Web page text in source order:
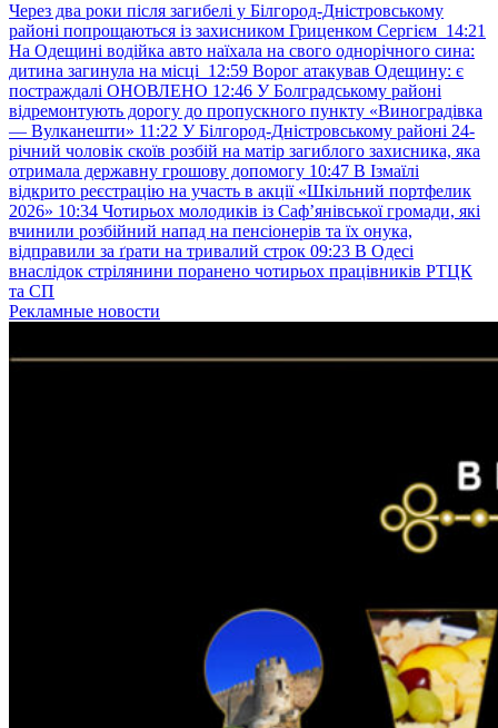
Через два роки після загибелі у Білгород-Дністровському
районі попрощаються із захисником Гриценком Сергієм 14:21
На Одещині водійка авто наїхала на свого однорічного сина:
дитина загинула на місці 12:59 Ворог атакував Одещину: є
постраждалі ОНОВЛЕНО 12:46 У Болградському районі
відремонтують дорогу до пропускного пункту «Виноградівка
— Вулканешти» 11:22 У Білгород-Дністровському районі 24-
річний чоловік скоїв розбій на матір загиблого захисника, яка
отримала державну грошову допомогу 10:47 В Ізмаїлі
відкрито реєстрацію на участь в акції «Шкільний портфелик
2026» 10:34 Чотирьох молодиків із Саф’янівської громади, які
вчинили розбійний напад на пенсіонерів та їх онука,
відправили за ґрати на тривалий строк 09:23 В Одесі
внаслідок стрілянини поранено чотирьох працівників РТЦК
та СП
Рекламные новости